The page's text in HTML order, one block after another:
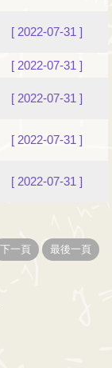
[ 2022-07-31 ]
[ 2022-07-31 ]
[ 2022-07-31 ]
[ 2022-07-31 ]
[ 2022-07-31 ]